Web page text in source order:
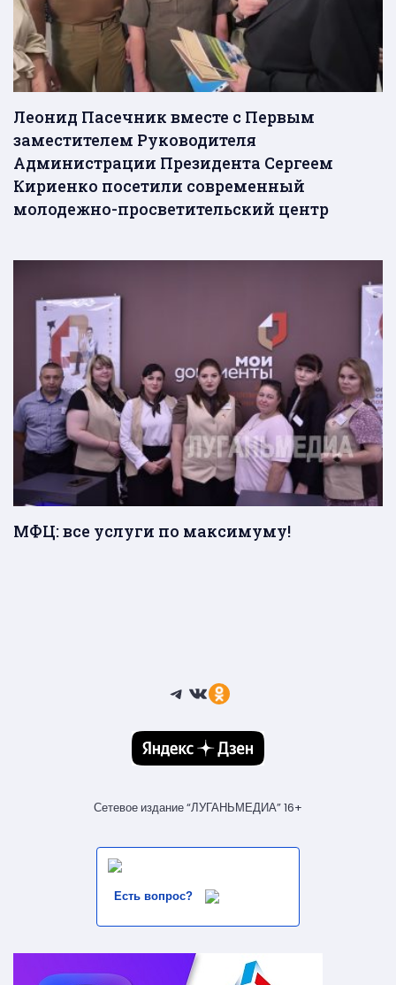
Леонид Пасечник вместе с Первым
заместителем Руководителя
Администрации Президента Сергеем
Кириенко посетили современный
молодежно-просветительский центр
МФЦ: все услуги по максимуму!
Telegram
ВКонтакте
Ссылка
Сетевое издание “ЛУГАНЬМЕДИА” 16+
Есть вопрос?